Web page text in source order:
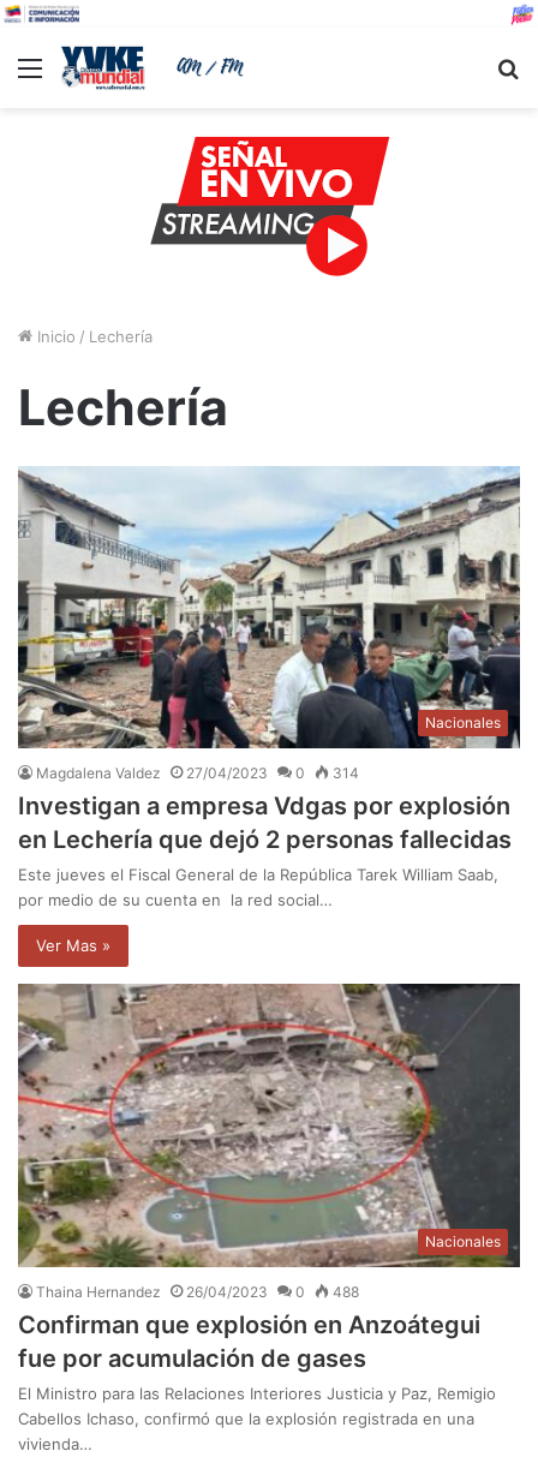
Menu
Inicio / Lechería
Lechería
Nacionales
Magdalena Valdez 27/04/2023 0 314
Investigan a empresa Vdgas por explosión
en Lechería que dejó 2 personas fallecidas
Este jueves el Fiscal General de la República Tarek William Saab,
por medio de su cuenta en la red social…
Ver Mas »
Nacionales
Thaina Hernandez 26/04/2023 0 488
Confirman que explosión en Anzoátegui
fue por acumulación de gases
El Ministro para las Relaciones Interiores Justicia y Paz, Remigio
Cabellos Ichaso, confirmó que la explosión registrada en una
vivienda…